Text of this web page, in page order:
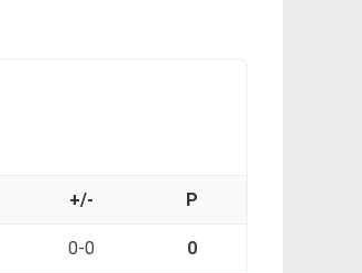
+/- P
0-0 0